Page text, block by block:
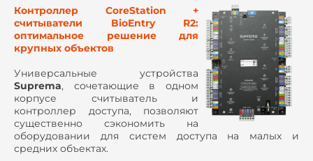
Контроллер CoreStation +
считыватели BioEntry R2:
оптимальное решение для
крупных объектов
Универсальные устройства
Suprema, сочетающие в одном
корпусе считыватель и
контроллер доступа, позволяют
существенно сэкономить на
оборудовании для систем доступа на малых и
средних объектах.